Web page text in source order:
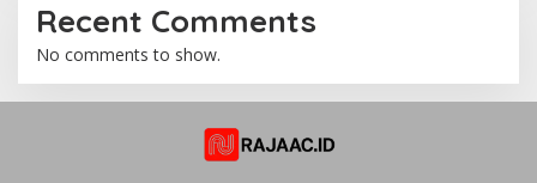
Recent Comments
No comments to show.